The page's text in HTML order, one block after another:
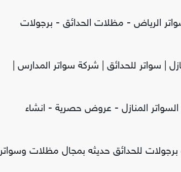
الرياض - مظلات الحدائق - برجولات
| سواتر للحدائق | شركة سواتر المدارس |
المنازل - عروض حصرية - انشاء
للحدائق حديثه بمجال مظلات وسواتر